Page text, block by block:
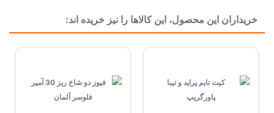
پک خودرویی افزایش شتاب و قدرت
خریداران این محصول، این کالاها را نیز خریده اند: